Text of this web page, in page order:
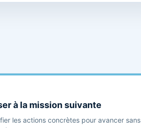
à la mission suivante
les actions concrètes pour avancer sans